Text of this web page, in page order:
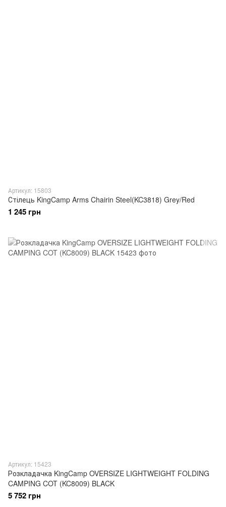
Артикул: 15803
Стілець KingCamp Arms Chairin Steel(KC3818) Grey/Red
1 245 грн
Артикул: 15423
Розкладачка KingCamp OVERSIZE LIGHTWEIGHT FOLDING
CAMPING COT (KC8009) BLACK
5 752 грн